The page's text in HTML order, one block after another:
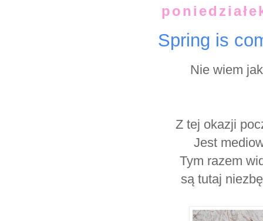
Spring is
Nie wiem
Z tej okazji
Jest
Tym razem
są tutaj